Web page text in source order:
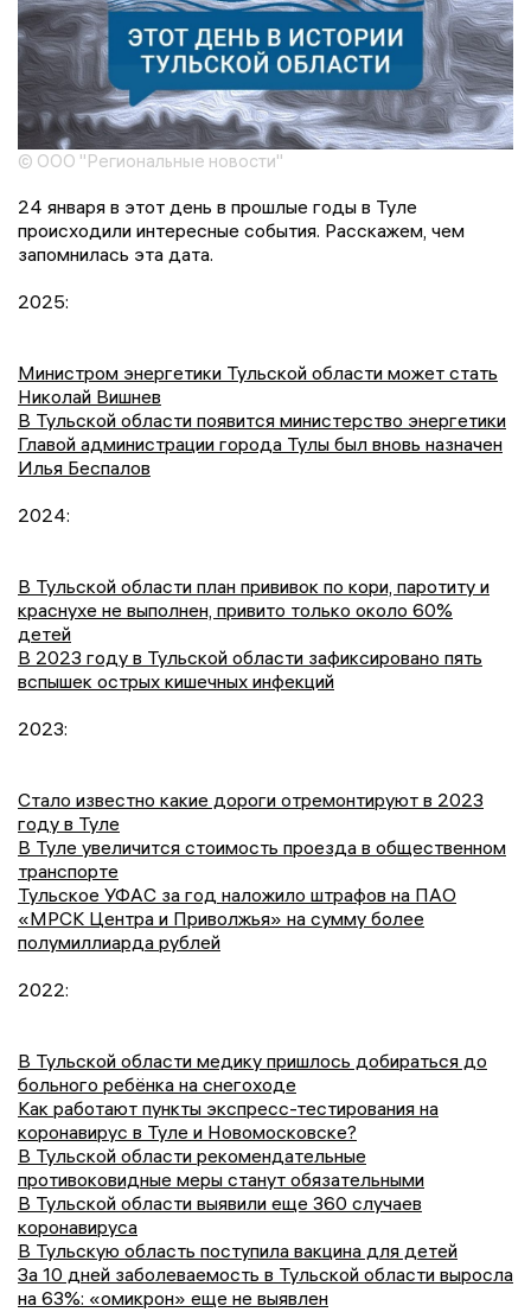
© ООО "Региональные новости"
24 января в этот день в прошлые годы в Туле
происходили интересные события. Расскажем, чем
запомнилась эта дата.
2025:
Министром энергетики Тульской области может стать
Николай Вишнев
В Тульской области появится министерство энергетики
Главой администрации города Тулы был вновь назначен
Илья Беспалов
2024:
В Тульской области план прививок по кори, паротиту и
краснухе не выполнен, привито только около 60%
детей
В 2023 году в Тульской области зафиксировано пять
вспышек острых кишечных инфекций
2023:
Стало известно какие дороги отремонтируют в 2023
году в Туле
В Туле увеличится стоимость проезда в общественном
транспорте
Тульское УФАС за год наложило штрафов на ПАО
«МРСК Центра и Приволжья» на сумму более
полумиллиарда рублей
2022:
В Тульской области медику пришлось добираться до
больного ребёнка на снегоходе
Как работают пункты экспресс-тестирования на
коронавирус в Туле и Новомосковске?
В Тульской области рекомендательные
противоковидные меры станут обязательными
В Тульской области выявили еще 360 случаев
коронавируса
В Тульскую область поступила вакцина для детей
За 10 дней заболеваемость в Тульской области выросла
на 63%: «омикрон» еще не выявлен